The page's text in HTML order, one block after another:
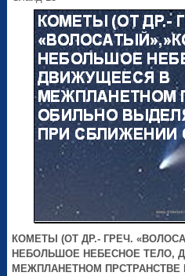
КОМЕТЫ (ОТ ДР.- ГРЕЧ.
НЕБОЛЬШОЕ НЕБЕСНОЕ ТЕЛО,
МЕЖПЛАНЕТНОМ